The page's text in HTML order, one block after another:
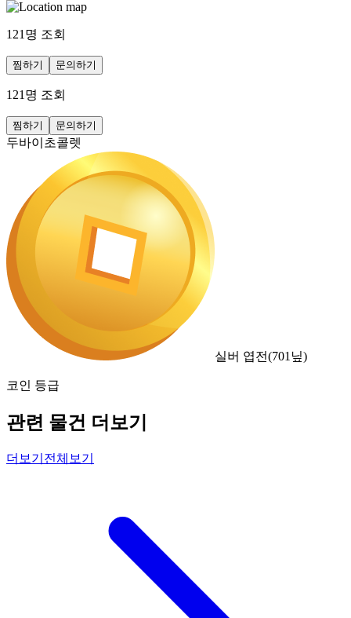
121 명 조회
찜하기 문의하기
121 명 조회
찜하기 문의하기
두바이초콜렛
실버 엽전(701 닢)
코인 등급
관련 물건 더보기
더보기 전체보기